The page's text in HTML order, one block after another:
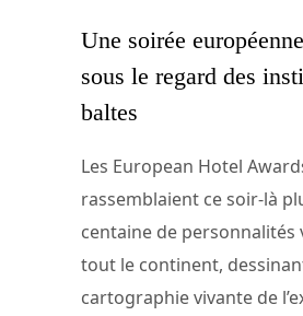
Une soirée
sous le regard des
baltes
Les European Hotel
rassemblaient ce soir-là
centaine de personnalités
tout le continent,
cartographie vivante de